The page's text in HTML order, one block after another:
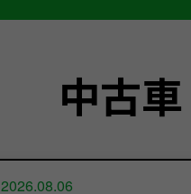
中古
2026.08.06